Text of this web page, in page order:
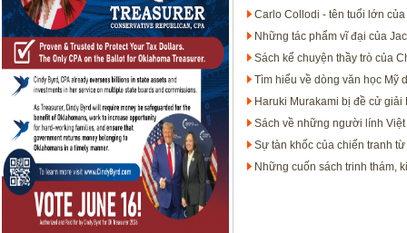
Carlo Collodi - tên tuổi lớn
Những tác phẩm vĩ đại của
Sách kể chuyện thầy trò của
Tìm hiểu về dòng văn học Mỹ
Haruki Murakami bị đề cử giải
Sách về những người lính
Sự tàn khốc của chiến tranh
Những cuốn sách trinh thám,